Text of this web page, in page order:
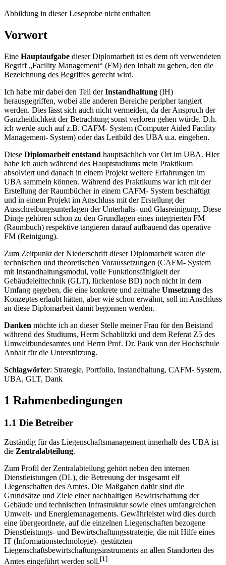
Abbildung in dieser Leseprobe nicht enthalten
Vorwort
Eine Hauptaufgabe dieser Diplomarbeit ist es dem oft verwendeten
Begriff „Facility Management“ (FM) den Inhalt zu geben, den die
Bezeichnung des Begriffes gerecht wird.
Ich habe mir dabei den Teil derInstandhaltung (IH)
herausgegriffen, wobei alle anderen Bereiche peripher tangiert
werden. Dies lässt sich auch nicht vermeiden, da der Anspruch der
Ganzheitlichkeit der Betrachtung sonst verloren gehen würde. D.h.
ich werde auch auf z.B. CAFM- System (Computer Aided Facility
Management- System) oder das Leitbild des UBA u.a. eingehen.
Diese Diplomarbeit entstand hauptsächlich vor Ort im UBA. Hier
habe ich auch während des Hauptstudiums mein Praktikum
absolviert und danach in einem Projekt weitere Erfahrungen im
UBA sammeln können. Während des Praktikums war ich mit der
Erstellung der Raumbücher in einem CAFM- System beschäftigt
und in einem Projekt im Anschluss mit der Erstellung der
Ausschreibungsunterlagen der Unterhalts- und Glasreinigung. Diese
Dinge gehören schon zu den Grundlagen eines integrierten FM
(Raumbuch) respektive tangieren darauf aufbauend das operative
FM (Reinigung).
Zum Zeitpunkt der Niederschrift dieser Diplomarbeit waren die
technischen und theoretischen Voraussetzungen (CAFM- System
mit Instandhaltungsmodul, volle Funktionsfähigkeit der
Gebäudeleittechnik (GLT), lückenlose BD) noch nicht in dem
Umfang gegeben, die eine konkrete und zeitnahe Umsetzung des
Konzeptes erlaubt hätten, aber wie schon erwähnt, soll im Anschluss
an diese Diplomarbeit damit begonnen werden.
Danken möchte ich an dieser Stelle meiner Frau für den Beistand
während des Studiums, Herrn Schablitzki und dem Referat Z5 des
Umweltbundesamtes und Herrn Prof. Dr. Pauk von der Hochschule
Anhalt für die Unterstützung.
Schlagwörter: Strategie, Portfolio, Instandhaltung, CAFM- System,
UBA, GLT, Dank
1 Rahmenbedingungen
1.1 Die Betreiber
Zuständig für das Liegenschaftsmanagement innerhalb des UBA ist
die Zentralabteilung.
Zum Profil der Zentralabteilung gehört neben den internen
Dienstleistungen (DL), die Betreuung der insgesamt elf
Liegenschaften des Amtes. Die Maßgaben dafür sind die
Grundsätze und Ziele einer nachhaltigen Bewirtschaftung der
Gebäude und technischen Infrastruktur sowie eines umfangreichen
Umwelt- und Energiemanagements. Gewährleistet wird dies durch
eine übergeordnete, auf die einzelnen Liegenschaften bezogene
Dienstleistungs- und Bewirtschaftungsstrategie, die mit Hilfe eines
IT (Informationstechnologie)- gestützten
Liegenschaftsbewirtschaftungsinstruments an allen Standorten des
Amtes eingeführt werden soll.[1]